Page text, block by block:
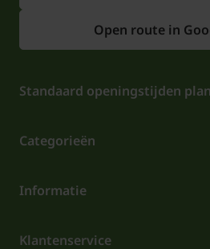
Open route in
Standaard openingstijden
Categorieën
Informatie
Klantenservice